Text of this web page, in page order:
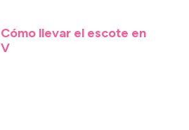
Cómo llevar el escote en
V